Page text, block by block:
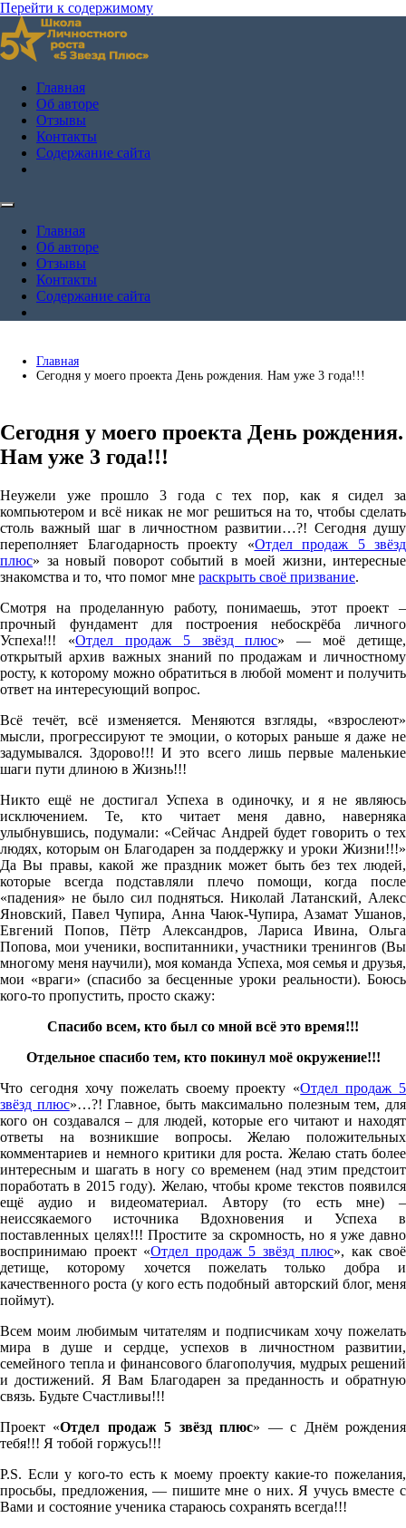
Перейти к содержимому
Школа личностного роста Андрея Жулая "5 Звёзд Плюс"
Андрей Жулай — личный блог
Главная
Об авторе
Отзывы
Контакты
Содержание сайта
Главная
Об авторе
Отзывы
Контакты
Содержание сайта
Главная
Сегодня у моего проекта День рождения. Нам уже 3 года!!!
Сегодня у моего проекта День рождения.
Нам уже 3 года!!!
Неужели уже прошло 3 года с тех пор, как я сидел за
компьютером и всё никак не мог решиться на то, чтобы сделать
столь важный шаг в личностном развитии…?! Сегодня душу
переполняет Благодарность проекту «Отдел продаж 5 звёзд
плюс» за новый поворот событий в моей жизни, интересные
знакомства и то, что помог мне раскрыть своё призвание.
Смотря на проделанную работу, понимаешь, этот проект –
прочный фундамент для построения небоскрёба личного
Успеха!!! «Отдел продаж 5 звёзд плюс» — моё детище,
открытый архив важных знаний по продажам и личностному
росту, к которому можно обратиться в любой момент и получить
ответ на интересующий вопрос.
Всё течёт, всё изменяется. Меняются взгляды, «взрослеют»
мысли, прогрессируют те эмоции, о которых раньше я даже не
задумывался. Здорово!!! И это всего лишь первые маленькие
шаги пути длиною в Жизнь!!!
Никто ещё не достигал Успеха в одиночку, и я не являюсь
исключением. Те, кто читает меня давно, наверняка
улыбнувшись, подумали: «Сейчас Андрей будет говорить о тех
людях, которым он Благодарен за поддержку и уроки Жизни!!!»
Да Вы правы, какой же праздник может быть без тех людей,
которые всегда подставляли плечо помощи, когда после
«падения» не было сил подняться. Николай Латанский, Алекс
Яновский, Павел Чупира, Анна Чаюк-Чупира, Азамат Ушанов,
Евгений Попов, Пётр Александров, Лариса Ивина, Ольга
Попова, мои ученики, воспитанники, участники тренингов (Вы
многому меня научили), моя команда Успеха, моя семья и друзья,
мои «враги» (спасибо за бесценные уроки реальности). Боюсь
кого-то пропустить, просто скажу:
Спасибо всем, кто был со мной всё это время!!!
Отдельное спасибо тем, кто покинул моё окружение!!!
Что сегодня хочу пожелать своему проекту «Отдел продаж 5
звёзд плюс»…?! Главное, быть максимально полезным тем, для
кого он создавался – для людей, которые его читают и находят
ответы на возникшие вопросы. Желаю положительных
комментариев и немного критики для роста. Желаю стать более
интересным и шагать в ногу со временем (над этим предстоит
поработать в 2015 году). Желаю, чтобы кроме текстов появился
ещё аудио и видеоматериал. Автору (то есть мне) –
неиссякаемого источника Вдохновения и Успеха в
поставленных целях!!! Простите за скромность, но я уже давно
воспринимаю проект «Отдел продаж 5 звёзд плюс», как своё
детище, которому хочется пожелать только добра и
качественного роста (у кого есть подобный авторский блог, меня
поймут).
Всем моим любимым читателям и подписчикам хочу пожелать
мира в душе и сердце, успехов в личностном развитии,
семейного тепла и финансового благополучия, мудрых решений
и достижений. Я Вам Благодарен за преданность и обратную
связь. Будьте Счастливы!!!
Проект «Отдел продаж 5 звёзд плюс» — с Днём рождения
тебя!!! Я тобой горжусь!!!
P.S. Если у кого-то есть к моему проекту какие-то пожелания,
просьбы, предложения, — пишите мне о них. Я учусь вместе с
Вами и состояние ученика стараюсь сохранять всегда!!!